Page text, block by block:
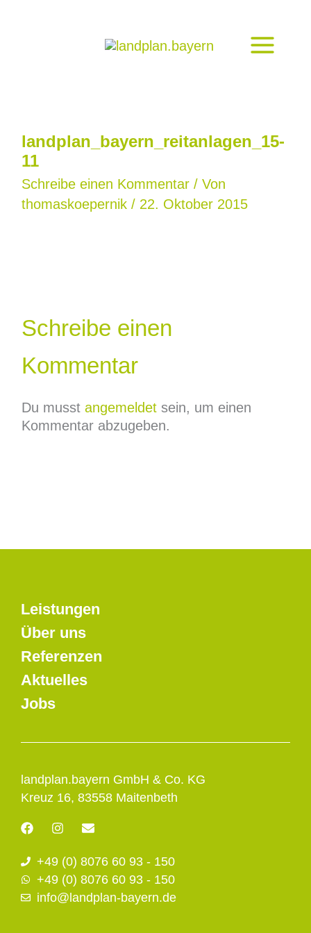
landplan_bayern_reitanlagen_15-
11
Schreibe einen Kommentar / Von
thomaskoepernik / 22. Oktober 2015
Schreibe einen
Kommentar
Du musst angemeldetsein, um einen
Kommentar abzugeben.
landplan.bayern GmbH & Co. KG
Kreuz 16, 83558 Maitenbeth
F
a
e
b
o
o
I
n
t
a
g
r
E
e
l
o
p
+49 (0) 8076 60 93 - 150
+49 (0) 8076 60 93 - 150
info@landplan-bayern.de
Leistungen
Über uns
Referenzen
Aktuelles
Jobs